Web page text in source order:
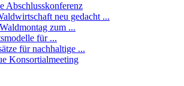
Abschlusskonferenz
neu gedacht ...
zum ...
für ...
für nachhaltige ...
Konsortialmeeting